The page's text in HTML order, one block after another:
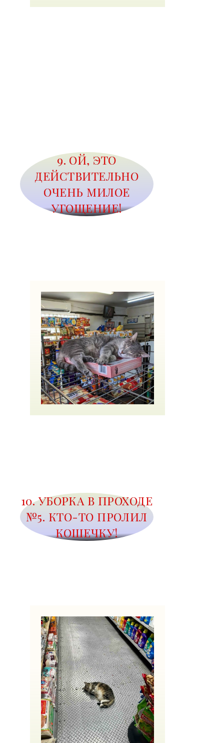
9. ОЙ, ЭТО
ДЕЙСТВИТЕЛЬНО
ОЧЕНЬ МИЛОЕ
УГОЩЕНИЕ!
10. УБОРКА В ПРОХОДЕ
№5. КТО-ТО ПРОЛИЛ
КОШЕЧКУ!